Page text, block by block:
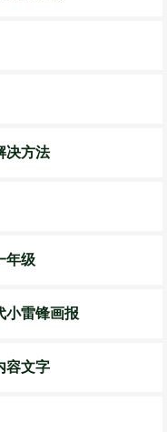
决方法
年级
小雷锋画报
容文字